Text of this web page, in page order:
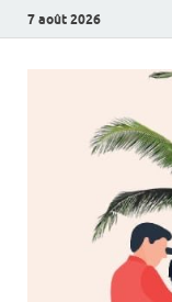
7 août 2026